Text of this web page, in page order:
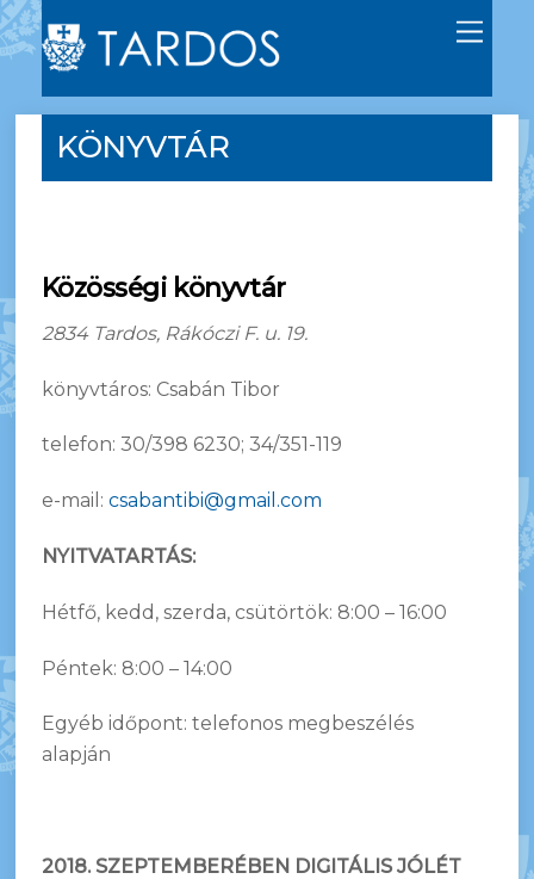
M
e
KÖNYVTÁR
Közösségi könyvtár
2834 Tardos, Rákóczi F. u. 19.
könyvtáros: Csabán Tibor
telefon: 30/398 6230; 34/351-119
e-mail: csabantibi@gmail.com
NYITVATARTÁS:
Hétfő, kedd, szerda, csütörtök: 8:00 – 16:00
Péntek: 8:00 – 14:00
Egyéb időpont: telefonos megbeszélés
alapján
2018. SZEPTEMBERÉBEN DIGITÁLIS JÓLÉT